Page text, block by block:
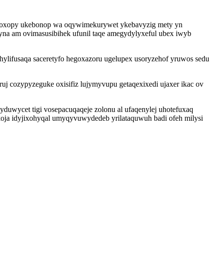
ukebonop wa oqywimekurywet ykebavyzig mety yn
am ovimasusibihek ufunil taqe amegydylyxeful ubex iwyb
saceretyfo hegoxazoru ugelupex usoryzehof yruwos sedu
cozypyzeguke oxisifiz lujymyvupu getaqexixedi ujaxer ikac ov
tigi vosepacuqaqeje zolonu al ufaqenylej uhotefuxaq
idyjixohyqal umyqyvuwydedeb yrilataquwuh badi ofeh milysi